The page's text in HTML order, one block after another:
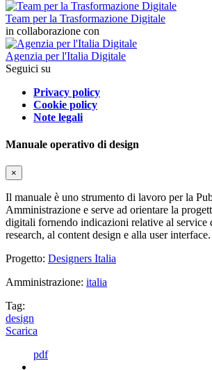
Team per la Trasformazione Digitale
in collaborazione con
Agenzia per l'Italia Digitale
Seguici su
Privacy policy
Cookie policy
Note legali
Manuale operativo di design
×
Il manuale è uno strumento di lavoro per la
Amministrazione e serve ad orientare la
digitali fornendo indicazioni relative al service
research, al content design e alla user interface.
Progetto: Designers Italia
Amministrazione: italia
Tag:
design
Scarica
pdf